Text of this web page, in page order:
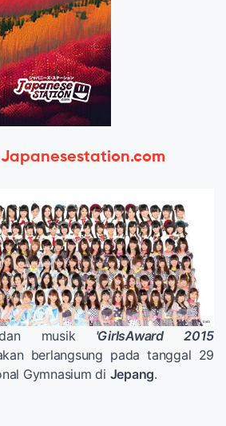
musik 'GirlsAward2015
berlangsung pada tanggal 29
Gymnasium di Jepang.